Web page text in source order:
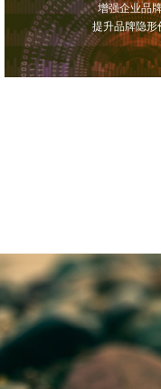
增强企业品
提升品牌隐形